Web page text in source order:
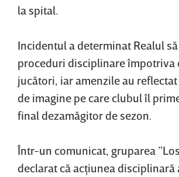
la spital.
Incidentul a determinat Realul
proceduri disciplinare împotriva
jucători, iar amenzile au
de imagine pe care clubul îl
final dezamăgitor de sezon.
Într-un comunicat, gruparea
declarat că acţiunea disciplinară